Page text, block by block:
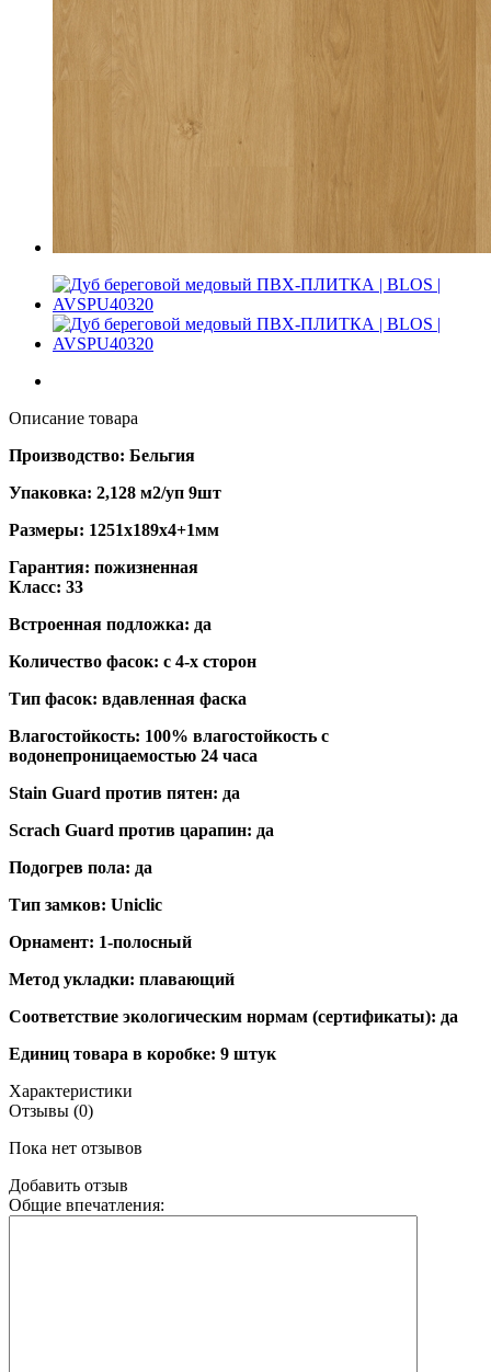
Описание товара
Производство: Бельгия
Упаковка: 2,128 м2/уп 9шт
Размеры: 1251х189х4+1мм
Гарантия: пожизненная
Класс: 33
Встроенная подложка: да
Количество фасок: с 4-х сторон
Тип фасок: вдавленная фаска
Влагостойкость: 100% влагостойкость с
водонепроницаемостью 24 часа
Stain Guard против пятен: да
Scrach Guard против царапин: да
Подогрев пола: да
Тип замков: Uniclic
Орнамент: 1-полосный
Метод укладки: плавающий
Соответствие экологическим нормам (сертификаты): да
Единиц товара в коробке: 9 штук
Характеристики
Отзывы (0)
Пока нет отзывов
Добавить отзыв
Общие впечатления: